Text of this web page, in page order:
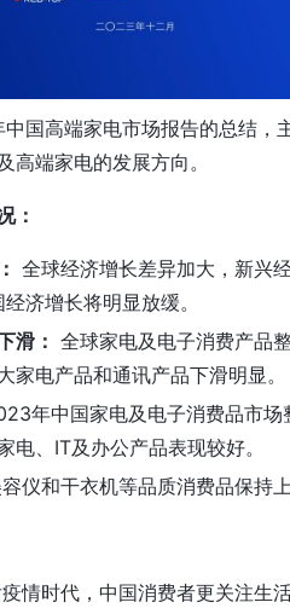
国高端家电市场报告的总结，
高端家电的发展方向。
：
全球经济增长差异加大，新兴
济增长将明显放缓。
滑： 全球家电及电子消费产品
家电产品和通讯产品下滑明显。
年中国家电及电子消费品市场
电、IT及办公产品表现较好。
仪和干衣机等品质消费品保持
疫情时代，中国消费者更关注生